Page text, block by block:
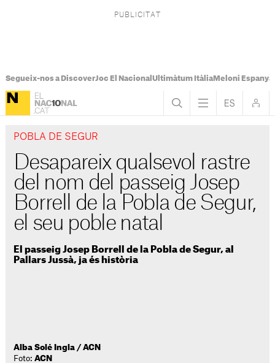
Segueix-nos a DiscoverJoc El Nacional Ultimàtum ItàliaMeloni Espanya
POBLA DE SEGUR
Desapareix qualsevol rastre
del nom del passeig Josep
Borrell de la Pobla de Segur,
el seu poble natal
El passeig Josep Borrell de la Pobla de Segur, al
Pallars Jussà, ja és història
Alba Solé Ingla / ACN
Foto:ACN